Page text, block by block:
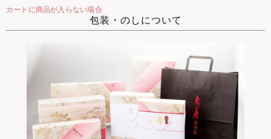
カートに商品が入らない場合
包装・のしについて